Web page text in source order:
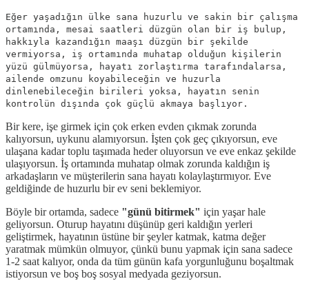
Eğer yaşadığın ülke sana huzurlu ve sakin bir çalışma
ortamında, mesai saatleri düzgün olan bir iş bulup,
hakkıyla kazandığın maaşı düzgün bir şekilde
vermiyorsa, iş ortamında muhatap olduğun kişilerin
yüzü gülmüyorsa, hayatı zorlaştırma tarafındalarsa,
ailende omzunu koyabileceğin ve huzurla
dinlenebileceğin birileri yoksa, hayatın senin
kontrolün dışında çok güçlü akmaya başlıyor.
Bir kere, işe girmek için çok erken evden çıkmak zorunda
kalıyorsun, uykunu alamıyorsun. İşten çok geç çıkıyorsun, eve
ulaşana kadar toplu taşımada heder oluyorsun ve eve enkaz şekilde
ulaşıyorsun. İş ortamında muhatap olmak zorunda kaldığın iş
arkadaşların ve müşterilerin sana hayatı kolaylaştırmıyor. Eve
geldiğinde de huzurlu bir ev seni beklemiyor.
Böyle bir ortamda, sadece "günü bitirmek" için yaşar hale
geliyorsun. Oturup hayatını düşünüp geri kaldığın yerleri
geliştirmek, hayatının üstüne bir şeyler katmak, katma değer
yaratmak mümkün olmuyor, çünkü bunu yapmak için sana sadece
1-2 saat kalıyor, onda da tüm günün kafa yorgunluğunu boşaltmak
istiyorsun ve boş boş sosyal medyada geziyorsun.